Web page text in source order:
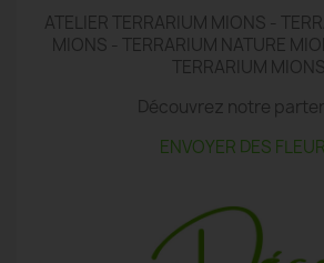
ATELIER TERRARIUM MIONS -
MIONS - TERRARIUM NATURE
TERRARIUM MIONS
Découvrez notre
ENVOYER DES